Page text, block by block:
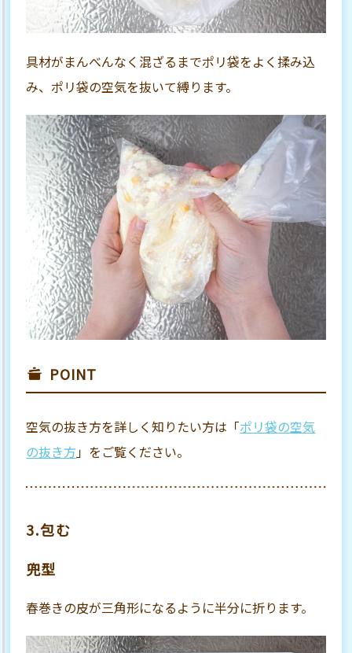
具材がまんべんなく混ざるまでポリ袋をよく揉み込
み、ポリ袋の空気を抜いて縛ります。
POINT
空気の抜き方を詳しく知りたい方は「ポリ袋の空気
の抜き方」をご覧ください。
3.包む
兜型
春巻きの皮が三角形になるように半分に折ります。